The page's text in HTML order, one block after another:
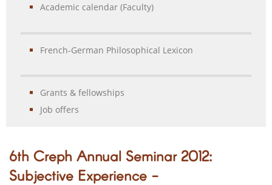
Academic calendar (Faculty)
French-German Philosophical Lexicon
Grants & fellowships
Job offers
6th Creph Annual Seminar 2012:
Subjective Experience -